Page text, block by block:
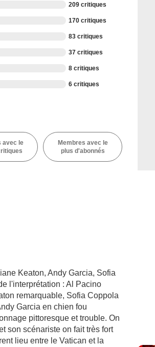
209 critiques
170 critiques
83 critiques
37 critiques
8 critiques
6 critiques
avec le
Membres avec le
plus d'abonnés
Keaton, Andy Garcia, Sofia
l'interprétation : Al Pacino
remarquable, Sofia Coppola
Garcia en chien fou
pittoresque et trouble. On
son scénariste on fait très fort
lieu entre le Vatican et la